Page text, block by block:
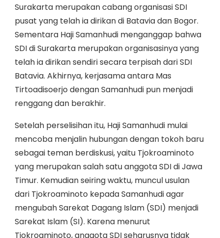
Surakarta merupakan cabang organisasi SDI
pusat yang telah ia dirikan di Batavia dan Bogor.
Sementara Haji Samanhudi menganggap bahwa
SDI di Surakarta merupakan organisasinya yang
telah ia dirikan sendiri secara terpisah dari SDI
Batavia. Akhirnya, kerjasama antara Mas
Tirtoadisoerjo dengan Samanhudi pun menjadi
renggang dan berakhir.
Setelah perselisihan itu, Haji Samanhudi mulai
mencoba menjalin hubungan dengan tokoh baru
sebagai teman berdiskusi, yaitu Tjokroaminoto
yang merupakan salah satu anggota SDI di Jawa
Timur. Kemudian seiring waktu, muncul usulan
dari Tjokroaminoto kepada Samanhudi agar
mengubah Sarekat Dagang Islam (SDI) menjadi
Sarekat Islam (SI). Karena menurut
Tjokroaminoto, anggota SDI seharusnya tidak